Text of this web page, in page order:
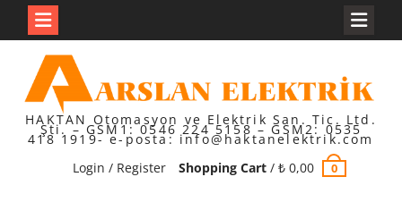
content
HAKTAN Otomasyon ve Elektrik San. Tic. Ltd.
Şti. – GSM1: 0546 224 5158 – GSM2: 0535
418 1919- e-posta: info@haktanelektrik.com
Login / Register
Shopping Cart/ ₺0,00 0